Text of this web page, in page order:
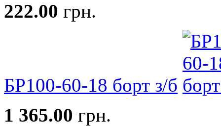
222.00 грн.
БР100-60-18 борт з/б
1 365.00 грн.